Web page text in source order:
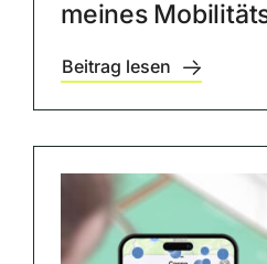
meines
Beitrag lesen